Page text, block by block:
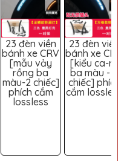
23 đèn viền
bánh xe CRV
[mẫu vảy
rồng ba
màu-2 chiếc]
phích cắm
lossless
23 đèn viền
bánh xe CRV
[kiểu ca-rô
ba màu - 2
chiếc] phích
cắm lossless